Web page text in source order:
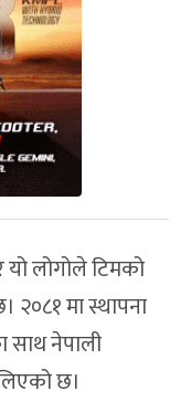
यो लोगोले टिमको
२०८१ मा स्थापना
साथ नेपाली
छ।